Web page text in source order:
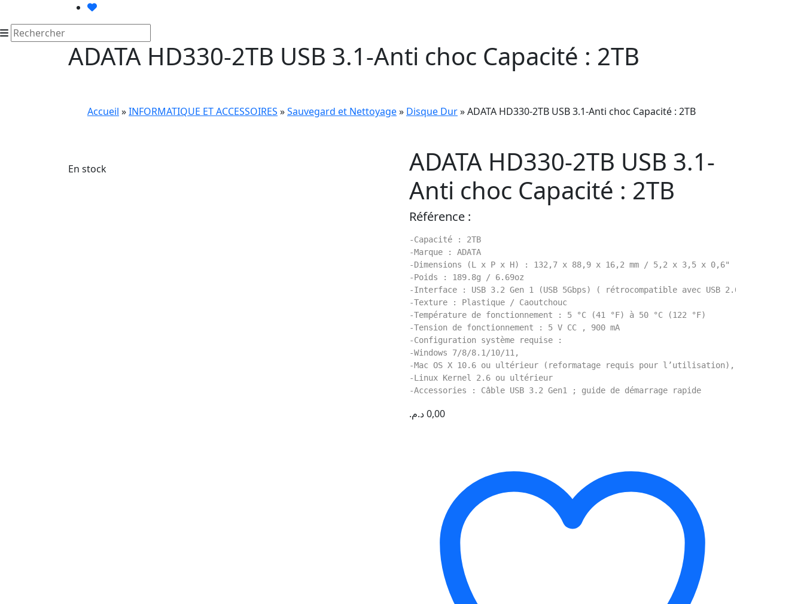
ADATA HD330-2TB USB 3.1-Anti choc Capacité : 2TB
Accueil »INFORMATIQUE ET ACCESSOIRES »Sauvegard et Nettoyage» Disque Dur» ADATA HD330-2TB USB 3.1-Anti choc Capacité : 2TB
En stock
ADATA HD330-2TB USB 3.1-
Anti choc Capacité : 2TB
Référence :
-Capacité : 2TB
-Marque : ADATA
-Dimensions (L x P x H) : 132,7 x 88,9 x 16,2 mm / 5,2 x 3,5 x 0,6"
-Poids : 189.8g / 6.69oz
-Interface : USB 3.2 Gen 1 (USB 5Gbps) ( rétrocompatible avec USB 2.0)
-Texture : Plastique / Caoutchouc
-Température de fonctionnement : 5 °C (41 °F) à 50 °C (122 °F)
-Tension de fonctionnement : 5 V CC , 900 mA
-Configuration système requise :
-Windows 7/8/8.1/10/11,
-Mac OS X 10.6 ou ultérieur (reformatage requis pour l’utilisation),
-Linux Kernel 2.6 ou ultérieur
-Accessories : Câble USB 3.2 Gen1 ; guide de démarrage rapide
0,00د.م.